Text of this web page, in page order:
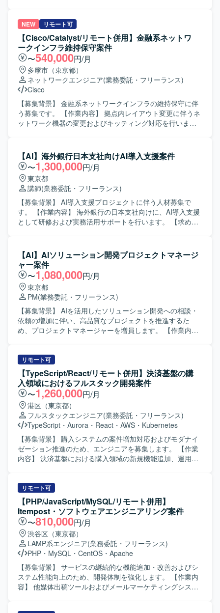
ルや役割の拡張にも前向きに取り組める方を求めておりま
す。 【ポジションの魅力】 ・運用中および新規開発中の複
数の大型ゲームタイトルに横断的に関わることができ、多
様な開発フェーズや規模のプロジェクトで経験を積むこと
ができます。 ・SREチームの一員として、全プロジェクト
のインフラ設計・構築・運用に携わりながら、サービスの
パフォーマンス向上やコスト最適化に直接貢献できます。
・組織として新たな挑戦を歓迎するカルチャーの中で、大
きな裁量を持ち、長期的なキャリア形成と技術的成長を両
立できる環境です。 【開発環境】 ・複数の新規および運用
中のゲームタイトルに対し、SREチームが横断的にインフ
ンプットへの投資が積極的に行われており、勉強会参加や
R&Dなどを通じて継続的にスキルアップできる環境です。
【作業内容】 設計課題ドキュメントの作成・管理（課題の
整理・起票、関係者との解消推進）を主担当として実施い
ただきます。設計からテストにかけてのWBS策定および進
捗管理を行っていただきます。Ruby on Railsを用いた汎用
的で保守性の高い設計・実装や、必要に応じた技術検証・
PoCを実施していただきます。プロダクトチームや関係各
社との仕様・スケジュール調整を行っていただきます。提
案・報告資料の作成や、設計・コードレビューを通じた品
質担保もお任せいたします。既存の要件定義成果物や引き
継ぎ資料のキャッチアップも行っていただきます。 【求め
る人物像】 曖昧な課題を自ら整理し、たたき台を作って前
捉えられる方を歓迎いたします。顧客およびチーム双方と
丁寧に連携し、多数の関係者を尊重しながら進められる方
を想定しております。ドメイン知識や業務ロジックを素早
くキャッチアップし、設計に落とし込める方、品質課題や
ボトルネックを自発的に発見し、解決までの道筋を示せる
方にご活躍いただけます。 【ポジションの魅力】 経理向け
SaaSの追加機能および新規システム開発において、設計フ
ェーズからテストまで一貫して関わることができるポジシ
ができます。Ruby on RailsやAWS、生成AIを活用した開
発・PoCなど、モダンな技術スタックを活かした上流工程
中心の業務に携わることができます。 【開発環境】 バック
エンドはGo、Ruby on Rails、Unicorn、Nginx、
PostgreSQL、Redis、Docker、Elasticsearchなどを利用し
ております。フロントエンドはTypeScript、React、
Redux、styled-components、Storybook、Webpackなどを
利用しております。インフラはAWS（EC2、RDS、
ElastiCache、S3、ElasticsearchService、Lambda、
Slack、JIRA、Notionなどのツールを利用しております。
NEW リモート可
【Cisco/Catalyst/リモート併用】金融系ネットワ
ークインフラ維持保守案件
〜540,000円/月
多摩市（東京都）
ネットワークエンジニア(業務委託・フリーランス)
Cisco
【募集背景】 金融系ネットワークインフラの維持保守に伴
う募集です。 【作業内容】 拠点内レイアウト変更に伴うネ
ットワーク機器の変更およびキッティング対応を行いま
ァイルの作成、本番リリースを担当します。ユーザーとの
電話・メール応対やミーティングなどの調整業務も行いま
す。 【求める人物像】 自発的にタスクを遂行し、不明点を
積極的に確認・情報収集できる方を求めます。他メンバー
と協力し、セキュリティルールを遵守して業務に取り組め
る方を歓迎します。 【ポジションの魅力】 経験豊富な有識
者のサポートを受けながら業務に携わることができます。
ネットワークインフラに関する多様な工程・機種・技術の
用します。
【AI】海外銀行日本支社向けAI導入支援案件
〜1,300,000円/月
東京都
講師(業務委託・フリーランス)
【募集背景】 AI導入支援プロジェクトに伴う人材募集で
す。 【作業内容】 海外銀行の日本支社向けに、AI導入支援
として研修および実務活用サポートを行います。 【求める
ョンの魅力】 金融機関におけるAI導入と実務活用の支援に
携われます。 【開発環境】 複数のAIツールを活用します。
【AI】AIソリューション開発プロジェクトマネージ
ャー案件
〜1,080,000円/月
東京都
PM(業務委託・フリーランス)
【募集背景】 AIを活用したソリューション開発への相談・
依頼の増加に伴い、高品質なプロジェクトを推進するた
め、プロジェクトマネージャーを増員します。 【作業内
アリング、課題整理、要件定義、業務フロー・機能要件の
設計、プロジェクト計画の策定、開発フェーズの進捗・品
質・課題管理、テスト・リリース計画、運用チームへの引
き継ぎ、継続的な改善提案を担当します。 【求める人物
像】 顧客の課題や要望を深く理解し、最適な解決策を考え
られる方を求めています。社内外の関係者と円滑に連携
し、不確実な状況でも自ら整理・提案し、主体的にプロジ
ェクトを推進できる方を歓迎します。 【ポジションの魅
力】 AIを活用したシステム開発を通じて顧客の業務変革や
事業成長に貢献できます。要件定義からリリースまで一貫
して携わり、AI・DX領域の多様なプロジェクトを通じてPM
リモート可
【TypeScript/React/リモート併用】決済基盤の購
入領域におけるフルスタック開発案件
〜1,260,000円/月
港区（東京都）
フルスタックエンジニア(業務委託・フリーランス)
TypeScript ・ Aurora ・ React ・ AWS ・ Kubernetes
【募集背景】 購入システムの案件増加対応およびモダナイ
ゼーション推進のため、エンジニアを募集します。 【作業
内容】 決済基盤における購入領域の新規機能追加、運用保
およびモダナイゼーションに必要な作業をチームで進めま
す。 【求める人物像】 積極的にコミュニケーションを取
り、課題の発見、分析、提案、解決に関心を持って取り組
める方を求めます。チーム開発の経験があり、生成AIを含
む新しい技術への挑戦を継続できる方を歓迎します。 【ポ
ジションの魅力】 国内有数の決済トラフィックを支えるプ
ラットフォームのモダナイゼーションに携わり、決済基盤
の刷新に関する経験を積むことができます。 【開発環境】
PHP、TypeScript、React、Next.js、Golangを使用します。
インフラはKubernetes、AWS、Amazon Aurora MySQLで
す。Mac、JetBrains IDE、VSCode、GitHub、Docker、
リモート可
【PHP/JavaScript/MySQL/リモート併用】
Itempost・ソフトウェアエンジニアリング案件
〜810,000円/月
渋谷区（東京都）
LAMP系エンジニア(業務委託・フリーランス)
PHP ・ MySQL ・ CentOS ・ Apache
【募集背景】 サービスの継続的な機能追加・改善およびシ
ステム性能向上のため、開発体制を強化します。 【作業内
容】 他媒体出稿ツールおよびメールマーケティングシステ